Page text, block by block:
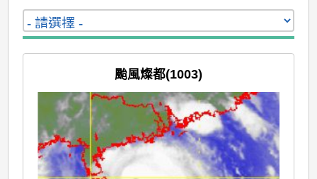
颱風燦都(1003)